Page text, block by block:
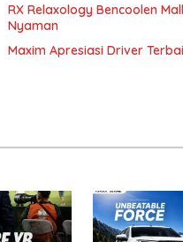
RX Relaxology Bencoolen
Nyaman
Maxim Apresiasi Driver